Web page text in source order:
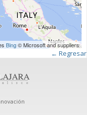
Bing© Microsoft and suppliers
← Regresar